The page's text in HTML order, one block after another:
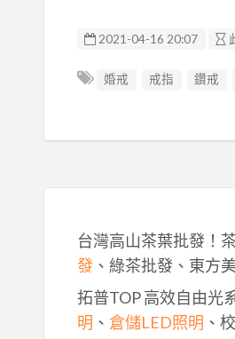
2021-04-16 20:07
婚戒 戒指 鑽戒
台灣高山茶葉批發！
發、綠茶批發、東方
拓普TOP 高效自由光
明 、 倉儲LED照明 、